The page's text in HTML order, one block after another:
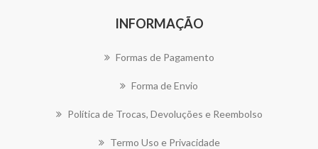
INFORMAÇÃO
Formas de Pagamento
Forma de Envio
Política de Trocas, Devoluções e Reembolso
Termo Uso e Privacidade